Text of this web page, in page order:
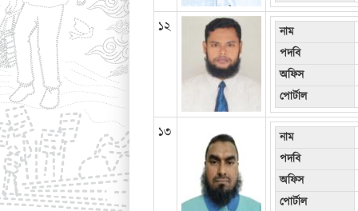
১২ নাম
পদবি
অফিস
পোর্টাল
১৩ নাম
পদবি
অফিস
পোর্টাল